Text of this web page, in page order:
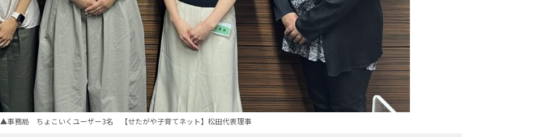
▲事務局 ちょこいくユーザー3名 【せたがや子育てネット】松田代表理事